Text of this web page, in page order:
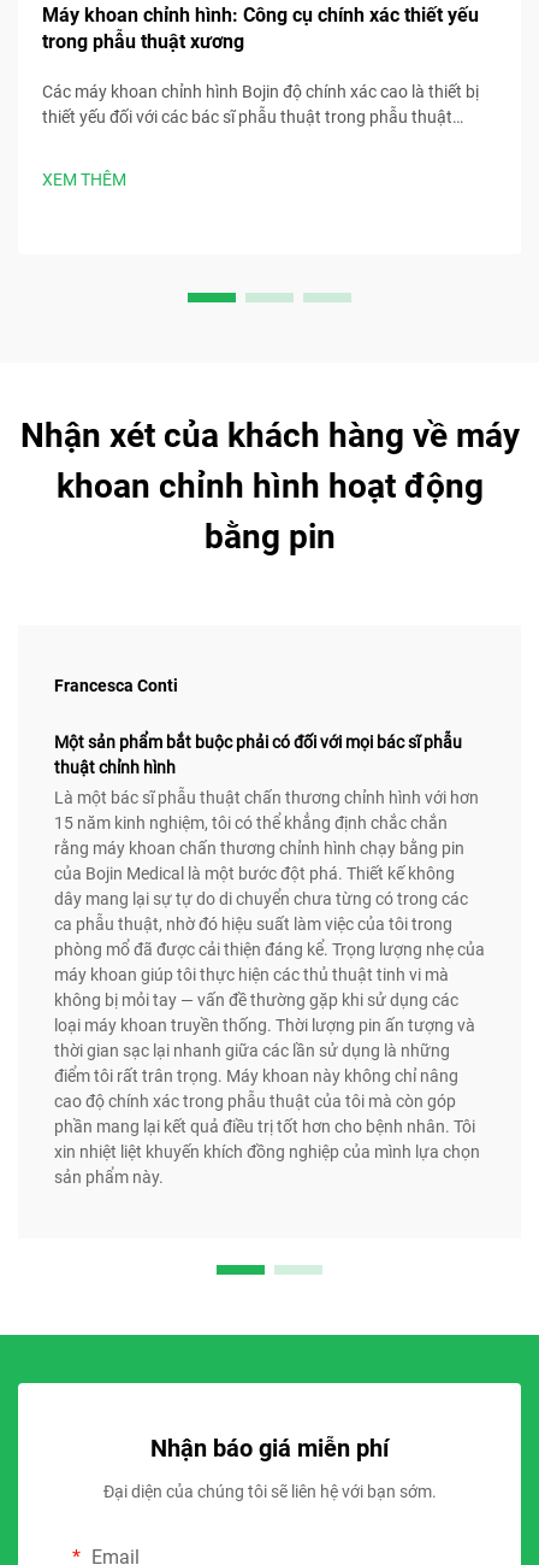
Máy khoan chỉnh hình: Công cụ chính xác thiết yếu
trong phẫu thuật xương
Các máy khoan chỉnh hình Bojin độ chính xác cao là thiết bị
thiết yếu đối với các bác sĩ phẫu thuật trong phẫu thuật
như những thiết bị y tế đáng tin cậy.
XEM THÊM
Nhận xét của khách hàng về máy
khoan chỉnh hình hoạt động
bằng pin
Francesca Conti
Một sản phẩm bắt buộc phải có đối với mọi bác sĩ phẫu
thuật chỉnh hình
Là một bác sĩ phẫu thuật chấn thương chỉnh hình với hơn
15 năm kinh nghiệm, tôi có thể khẳng định chắc chắn
rằng máy khoan chấn thương chỉnh hình chạy bằng pin
của Bojin Medical là một bước đột phá. Thiết kế không
dây mang lại sự tự do di chuyển chưa từng có trong các
ca phẫu thuật, nhờ đó hiệu suất làm việc của tôi trong
phòng mổ đã được cải thiện đáng kể. Trọng lượng nhẹ của
máy khoan giúp tôi thực hiện các thủ thuật tinh vi mà
không bị mỏi tay — vấn đề thường gặp khi sử dụng các
loại máy khoan truyền thống. Thời lượng pin ấn tượng và
thời gian sạc lại nhanh giữa các lần sử dụng là những
điểm tôi rất trân trọng. Máy khoan này không chỉ nâng
cao độ chính xác trong phẫu thuật của tôi mà còn góp
phần mang lại kết quả điều trị tốt hơn cho bệnh nhân. Tôi
xin nhiệt liệt khuyến khích đồng nghiệp của mình lựa chọn
sản phẩm này.
Nhận báo giá miễn phí
Đại diện của chúng tôi sẽ liên hệ với bạn sớm.
Email